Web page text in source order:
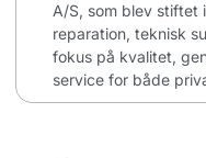
A/S, som blev stiftet
reparation, teknisk
fokus på kvalitet,
service for både